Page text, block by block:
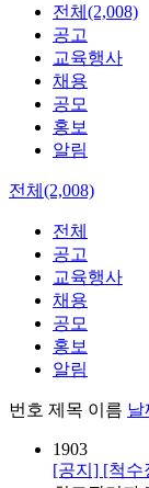
전체(2,008)
공고
교육행사
채용
공모
홍보
알림
전체(2,008)
전체
공고
교육행사
채용
공모
홍보
알림
번호 제목 이름 날
1903
[공지] [척수